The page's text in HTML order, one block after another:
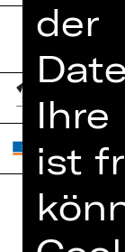
Home
der
Ihre
ist